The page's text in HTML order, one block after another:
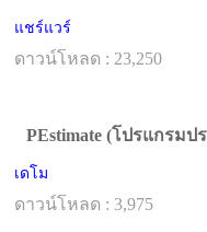
แชร์แวร์
ดาวน์โหลด : 23,250
PEstimate (โปรแกรม
เดโม
ดาวน์โหลด : 3,975